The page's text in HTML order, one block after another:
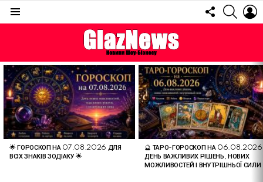
FOLLOW
US
ОСТАННІ
СТАТТІ
🌟 ГОРОСКОП НА 07.08.2026 ДЛЯ
ВСІХ ЗНАКІВ ЗОДІАКУ 🌟
🔮 ТАРО-ГОРОСКОП НА
ДЕНЬ ВАЖЛИВИХ РІШЕНЬ, НОВИХ
МОЖЛИВОСТЕЙ І ВНУТРІШНЬОЇ СИЛИ